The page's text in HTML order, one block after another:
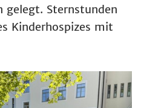
gelegt. Sternstunden
Kinderhospizes mit